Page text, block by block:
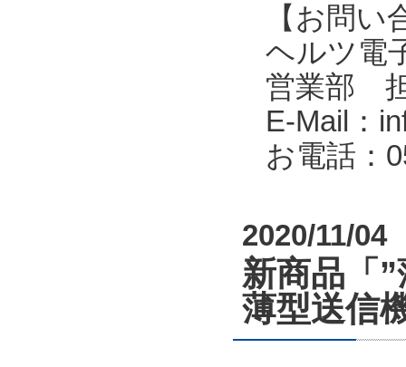
【お問い
ヘルツ電
営業部
E-Mail：
お電話：
2020/11/04
新商品「
薄型送信